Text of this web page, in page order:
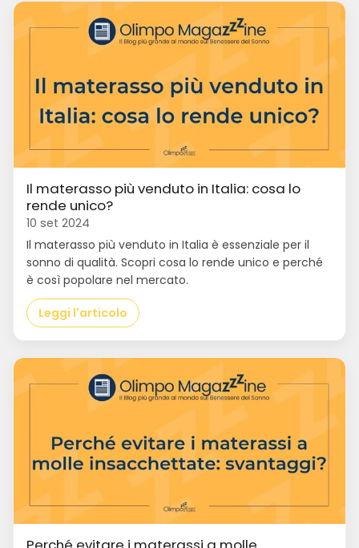
Il materasso più venduto in Italia: cosa lo
rende unico?
10 set 2024
Il materasso più venduto in Italia è essenziale per il
sonno di qualità. Scopri cosa lo rende unico e perché
è così popolare nel mercato.
Leggi l'articolo